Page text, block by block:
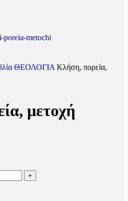
ΘΕΟΛΟΓΙΑ Κλήση, πορεία,
μετοχή